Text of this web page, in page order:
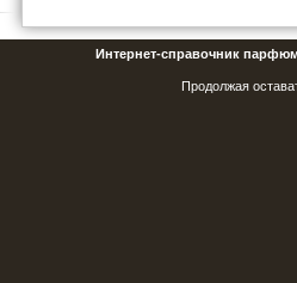
Интернет-справочник
Продолжая